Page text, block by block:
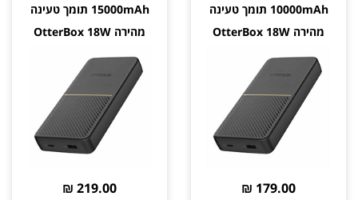
10000mAh תומך טעינה
מהירה OtterBox 18W
179.00 ₪
15000mAh תומך טעינה
מהירה OtterBox 18W
219.00 ₪